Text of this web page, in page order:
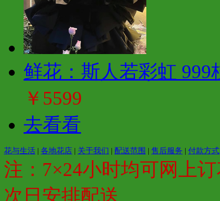
鲜花：斯人若彩虹 999
￥5599
去看看
花与生活 | 各地花店 | 关于我们 | 配送范围 | 售后服务 | 付款方式
注：7×24小时均可网上
次日安排配送